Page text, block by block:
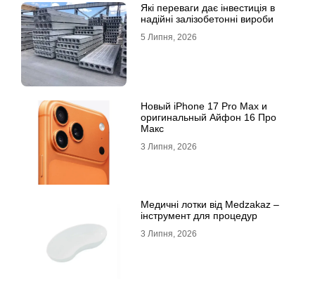
Які переваги дає інвестиція в
надійні залізобетонні вироби
5 Липня, 2026
Новый iPhone 17 Pro Max и
оригинальный Айфон 16 Про
Макс
3 Липня, 2026
Медичні лотки від Medzakaz –
інструмент для процедур
3 Липня, 2026